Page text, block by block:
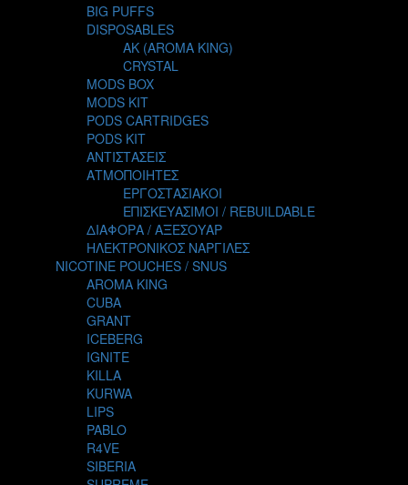
NUBO
OMERTA LIQUIDS
OPMH PROJECT
S-ELF JUICE
SADBOY
SCANDAL
SECRET FOREST
STEAM CITY LIQUIDS
STEAM TRAIN
STEAMPUNK
TALES
TATTOO
THE ALCHEMIST
THE SMOKER'S CLUB
TIKI MAHU
TWIST
VGOD
WILD ZOO
YETI
BIG PUFFS
DISPOSABLES
AK (AROMA KING)
CRYSTAL
MODS BOX
MODS KIT
PODS CARTRIDGES
PODS KIT
ΑΝΤΙΣΤΑΣΕΙΣ
ΑΤΜΟΠΟΙΗΤΕΣ
ΕΡΓΟΣΤΑΣΙΑΚΟΙ
ΕΠΙΣΚΕΥΑΣΙΜΟΙ / REBUILDABLE
ΔΙΑΦΟΡΑ / ΑΞΕΣΟΥΑΡ
ΗΛΕΚΤΡΟΝΙΚΟΣ ΝΑΡΓΙΛΕΣ
NICOTINE POUCHES / SNUS
AROMA KING
CUBA
GRANT
ICEBERG
IGNITE
KILLA
KURWA
LIPS
PABLO
R4VE
SIBERIA